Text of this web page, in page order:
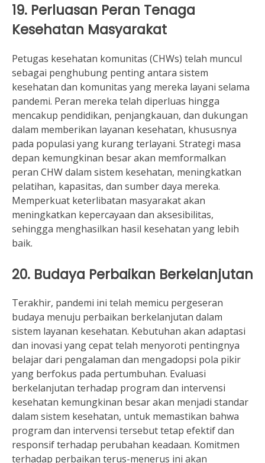
19. Perluasan Peran Tenaga
Kesehatan Masyarakat
Petugas kesehatan komunitas (CHWs) telah muncul
sebagai penghubung penting antara sistem
kesehatan dan komunitas yang mereka layani selama
pandemi. Peran mereka telah diperluas hingga
mencakup pendidikan, penjangkauan, dan dukungan
dalam memberikan layanan kesehatan, khususnya
pada populasi yang kurang terlayani. Strategi masa
depan kemungkinan besar akan memformalkan
peran CHW dalam sistem kesehatan, meningkatkan
pelatihan, kapasitas, dan sumber daya mereka.
Memperkuat keterlibatan masyarakat akan
meningkatkan kepercayaan dan aksesibilitas,
sehingga menghasilkan hasil kesehatan yang lebih
baik.
20. Budaya Perbaikan Berkelanjutan
Terakhir, pandemi ini telah memicu pergeseran
budaya menuju perbaikan berkelanjutan dalam
sistem layanan kesehatan. Kebutuhan akan adaptasi
dan inovasi yang cepat telah menyoroti pentingnya
belajar dari pengalaman dan mengadopsi pola pikir
yang berfokus pada pertumbuhan. Evaluasi
berkelanjutan terhadap program dan intervensi
kesehatan kemungkinan besar akan menjadi standar
dalam sistem kesehatan, untuk memastikan bahwa
program dan intervensi tersebut tetap efektif dan
responsif terhadap perubahan keadaan. Komitmen
terhadap perbaikan terus-menerus ini akan